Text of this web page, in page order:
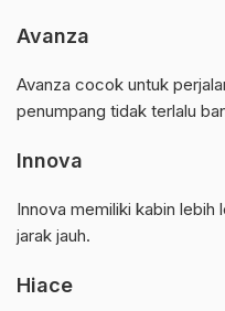
Avanza
Avanza cocok untuk
penumpang tidak terlalu
Innova
Innova memiliki kabin lebih
jarak jauh.
Hiace